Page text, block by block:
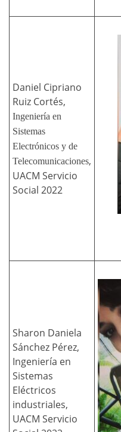
Daniel Cipriano
Ruiz Cortés,
Ingeniería en
Sistemas
Electrónicos y de
Telecomunicaciones,
UACM Servicio
Social 2022
Sharon Daniela
Sánchez Pérez,
Ingeniería en
Sistemas
Eléctricos
industriales,
UACM Servicio